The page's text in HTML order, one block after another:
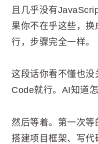
且几乎没有
果你不在乎这些，
行，步骤完全一样。
这段话你看不懂也
Code就行。AI知道怎
然后等着。第一次
搭建项目框架、写代